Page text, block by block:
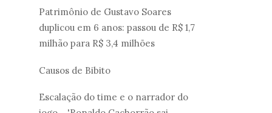
Patrimônio de Gustavo Soares
duplicou em 6 anos: passou de R$ 1,7
milhão para R$ 3,4 milhões
Causos de Bibito
Escalação do time e o narrador do